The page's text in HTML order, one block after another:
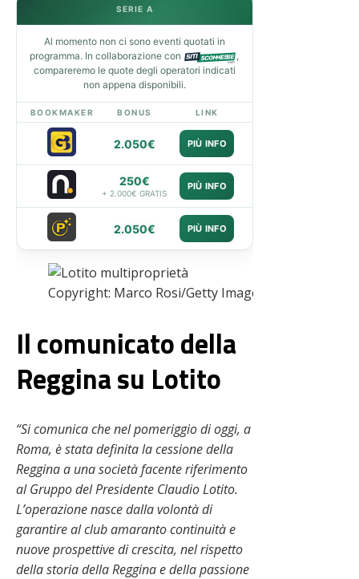
SERIE A
Al momento non ci sono eventi quotati in
programma. In collaborazione con
,
compareremo le quote degli operatori indicati
non appena disponibili.
BOOKMAKER BONUS LINK
2.050€ PIÙ INFO
250€
+ 2.000€ GRATIS
PIÙ INFO
2.050€ PIÙ INFO
Copyright: Marco Rosi/Getty Images – Via
Il comunicato della
Reggina su Lotito
“Si comunica che nel pomeriggio di oggi, a
Roma, è stata definita la cessione della
Reggina a una società facente riferimento
al Gruppo del Presidente Claudio Lotito.
L’operazione nasce dalla volontà di
garantire al club amaranto continuità e
nuove prospettive di crescita, nel rispetto
della storia della Reggina e della passione